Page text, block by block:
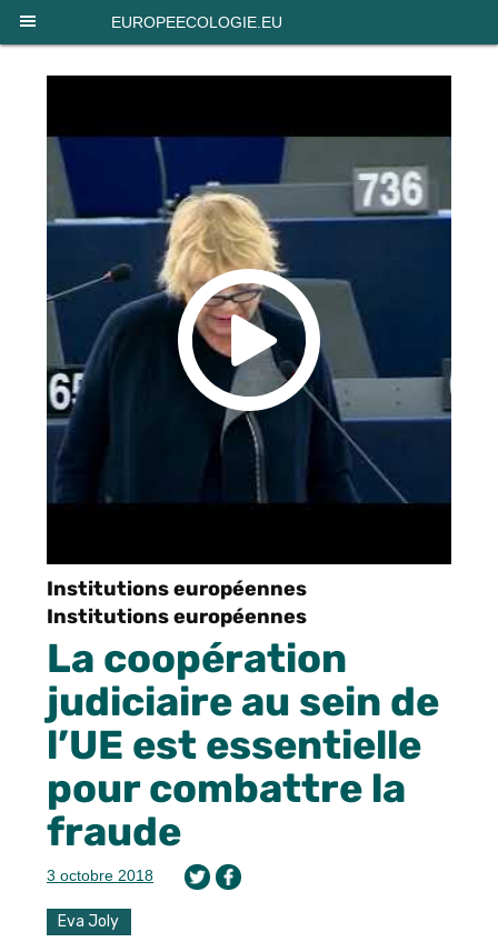
EUROPEECOLOGIE.EU
Institutions européennes
Institutions européennes
La coopération
judiciaire au sein de
l’UE est essentielle
pour combattre la
fraude
3 octobre 2018
Eva Joly